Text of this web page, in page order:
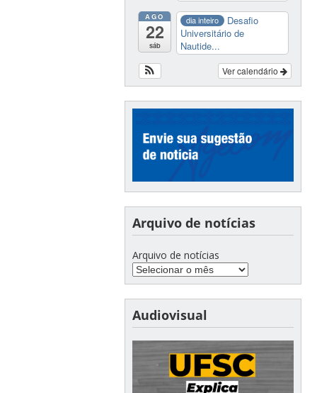
AGO
22
sáb
dia inteiro
Desafio
Universitário de
Nautide...
Ver calendário
Arquivo de notícias
Arquivo de notícias
Audiovisual